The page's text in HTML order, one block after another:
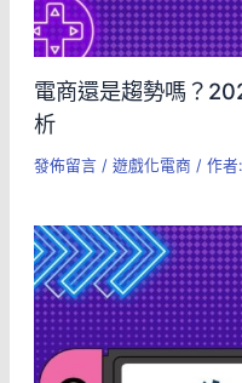
電商還是趨勢嗎？
析
發佈留言 / 遊戲化電商 / 作者: